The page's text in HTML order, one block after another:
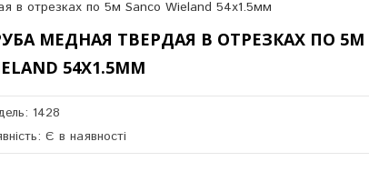
в отрезках по 5м Sanco Wieland 54х1.5мм
МЕДНАЯ ТВЕРДАЯ В ОТРЕЗКАХ ПО 5М
54Х1.5ММ
1428
Є в наявності